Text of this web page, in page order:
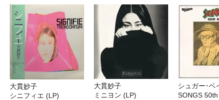
大貫妙子
シニフィエ (LP)
大貫妙子
ミニヨン (LP)
シュガー･ベ
SONGS 50th